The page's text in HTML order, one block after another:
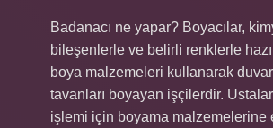
Badanacı ne yapar? Boyacılar,
bileşenlerle ve belirli renklerle
boya malzemeleri kullanarak
tavanları boyayan işçilerdir.
işlemi için boyama malzemelerine